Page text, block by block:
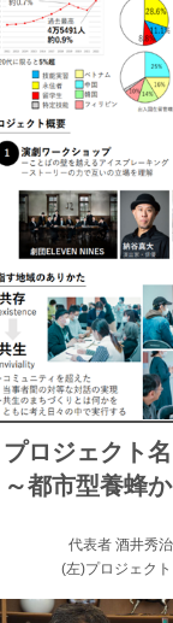
プロジェクト
～都市型養蜂
代表者 酒井秀
(左)プロジェク